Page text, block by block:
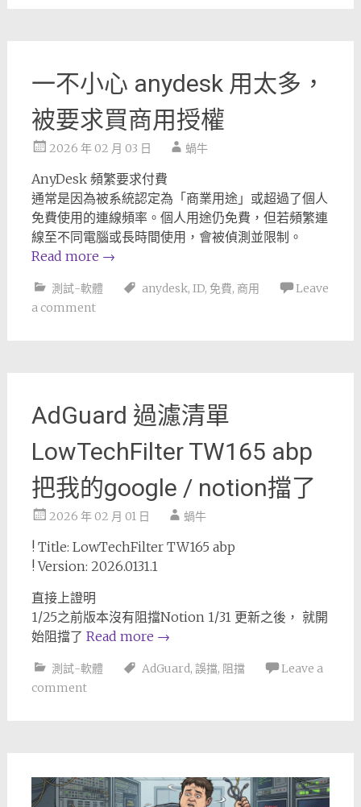
一不小心 anydesk 用太多，
被要求買商用授權
2026 年 02 月 03 日 蝸牛
AnyDesk 頻繁要求付費
通常是因為被系統認定為「商業用途」或超過了個人
免費使用的連線頻率。個人用途仍免費，但若頻繁連
線至不同電腦或長時間使用，會被偵測並限制。
Read more →
測試-軟體 anydesk, ID, 免費, 商用
Leave
a comment
AdGuard 過濾清單
LowTechFilter TW165 abp
把我的google / notion擋了
2026 年 02 月 01 日 蝸牛
! Title: LowTechFilter TW165 abp
! Version: 2026.0131.1
直接上證明
1/25之前版本沒有阻擋Notion 1/31 更新之後， 就開
始阻擋了 Read more →
測試-軟體 AdGuard, 誤擋, 阻擋
Leave a
comment